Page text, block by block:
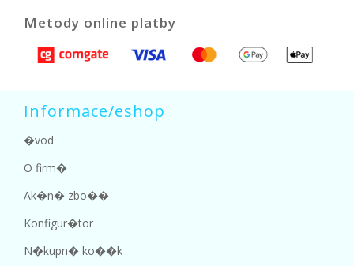
Metody online platby
Informace/eshop
�vod
O firm�
Ak�n� zbo��
Konfigur�tor
N�kupn� ko��k